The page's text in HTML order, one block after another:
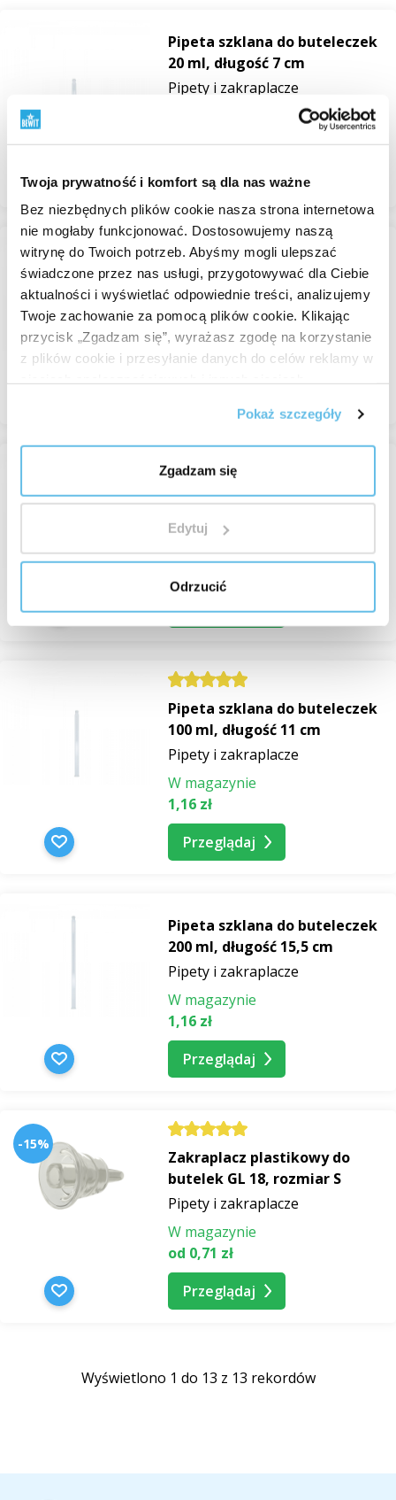
Twoja prywatność i komfort są dla nas ważne
Bez niezbędnych plików cookie nasza strona internetowa
nie mogłaby funkcjonować. Dostosowujemy naszą
witrynę do Twoich potrzeb. Abyśmy mogli ulepszać
świadczone przez nas usługi, przygotowywać dla Ciebie
aktualności i wyświetlać odpowiednie treści, analizujemy
Twoje zachowanie za pomocą plików cookie. Klikając
przycisk „Zgadzam się”, wyrażasz zgodę na korzystanie
z plików cookie i przesyłanie danych do celów reklamy w
Pokaż szczegóły
Zgadzam się
Edytuj
Odrzucić
przechowuj w suchym miejscu. Przechowywać poza
zasięgiem dzieci. Podczas używania z olejkami
eterycznymi należy dbać o prawidłowe czyszczenie, aby
uniknąć mieszania zapachów.
Pipeta szklana do buteleczek
20 ml, długość 7 cm
Pipety i zakraplacze
Przeglądaj
Pipeta szklana do buteleczek
30 ml, długość 7,5 cm
Pipety i zakraplacze
W magazynie
1,16 zł
Pipeta szklana do buteleczek
50 ml, długość 8,5 cm
Pipety i zakraplacze
W magazynie
Przeglądaj
Pipeta szklana do buteleczek
100 ml, długość 11 cm
Pipety i zakraplacze
W magazynie
1,16 zł
Przeglądaj
Pipeta szklana do buteleczek
200 ml, długość 15,5 cm
Pipety i zakraplacze
W magazynie
1,16 zł
Przeglądaj
-15%
Zakraplacz plastikowy do
butelek GL 18, rozmiar S
Pipety i zakraplacze
W magazynie
od 0,71 zł
Przeglądaj
Wyświetlono 1 do 13 z 13 rekordów